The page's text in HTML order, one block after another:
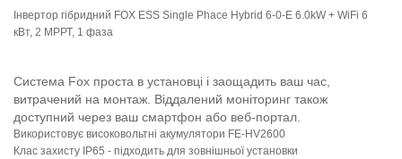
Інвертор гібридний FOX ESS Single Phace Hybrid 6-0-E 6.0kW + WiFi 6
кВт, 2 МРРТ, 1 фаза
Система Fox проста в установці і заощадить ваш час,
витрачений на монтаж. Віддалений моніторинг також
доступний через ваш смартфон або веб-портал.
Використовує високовольтні акумулятори FE-HV2600
Клас захисту IP65 - підходить для зовнішньої установки